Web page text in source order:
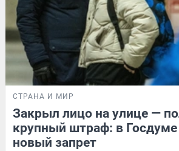
СТРАНА И МИР
Закрыл лицо на улице —
крупный штраф: в Госдуме
новый запрет